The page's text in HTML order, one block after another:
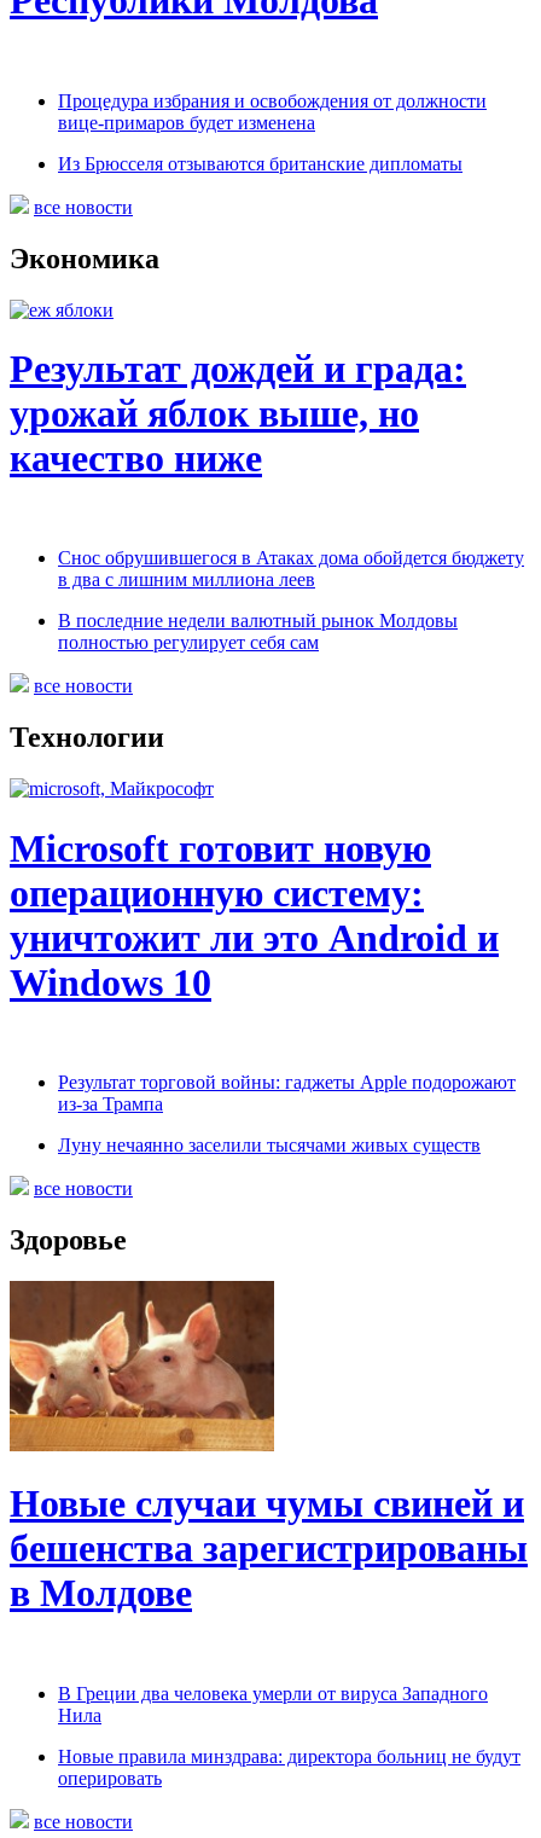
Процедура избрания и освобождения от должности
вице-примаров будет изменена
Из Брюсселя отзываются британские дипломаты
все новости
Экономика
Результат дождей и града:
урожай яблок выше, но
качество ниже
Снос обрушившегося в Атаках дома обойдется бюджету
в два с лишним миллиона леев
В последние недели валютный рынок Молдовы
полностью регулирует себя сам
все новости
Технологии
Microsoft готовит новую
операционную систему:
уничтожит ли это Android и
Windows 10
Результат торговой войны: гаджеты Apple подорожают
из-за Трампа
Луну нечаянно заселили тысячами живых существ
все новости
Здоровье
Новые случаи чумы свиней и
бешенства зарегистрированы
в Молдове
В Греции два человека умерли от вируса Западного
Нила
Новые правила минздрава: директора больниц не будут
оперировать
все новости